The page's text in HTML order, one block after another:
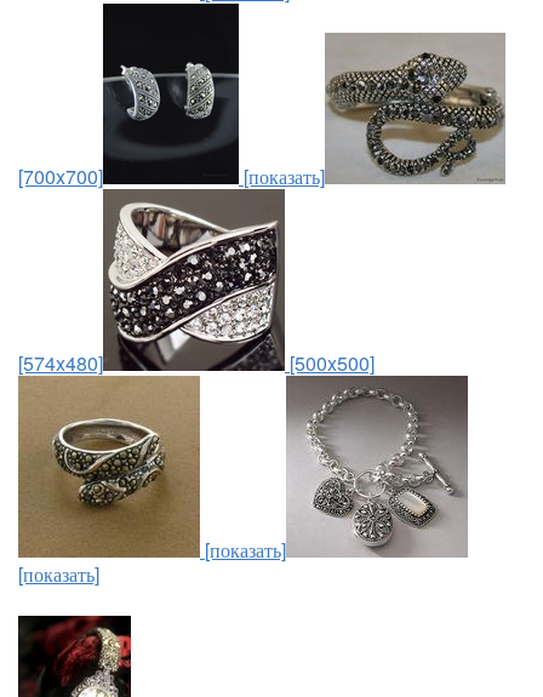
[700x700] [показать]
[574x480] [500x500]
[показать]
[показать]